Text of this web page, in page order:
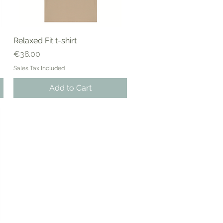
Relaxed Fit t-shirt
Price
€38.00
Sales Tax Included
Add to Cart